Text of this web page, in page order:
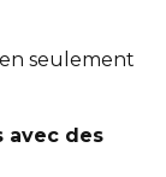
en seulement
avec des